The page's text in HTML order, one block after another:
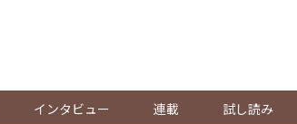
インタビュー 連載 試し読み